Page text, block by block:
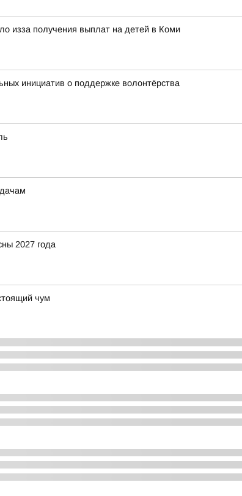
изза получения выплат на детей в Коми
инициатив о поддержке волонтёрства
2027 года
чум